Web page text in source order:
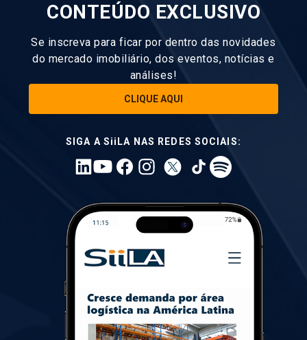
CONTEÚDO EXCLUSIVO
Se inscreva para ficar por dentro das novidades
do mercado imobiliário, dos eventos, notícias e
análises!
CLIQUE AQUI
SIGA A SiiLA NAS REDES SOCIAIS: